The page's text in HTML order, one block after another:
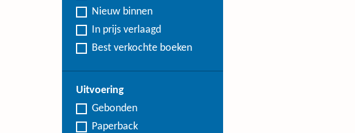
Nieuw binnen
In prijs verlaagd
Best verkochte boeken
Uitvoering
Gebonden
Paperback